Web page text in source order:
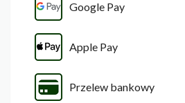
Google Pay
Apple Pay
Przelew bankowy